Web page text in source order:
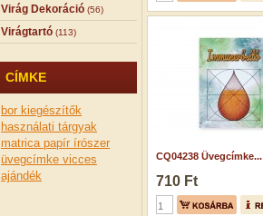
Virág Dekoráció (56)
Virágtartó (113)
CÍMKE
bor kiegészítők
használati tárgyak
matrica papír írószer
üvegcímke vicces
ajándék
CQ04238 Üvegcímke...
710 Ft